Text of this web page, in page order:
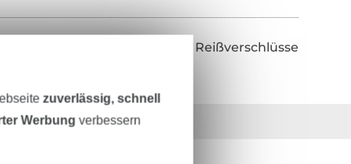
Zurück zu Reißverschlüsse
36 Jahre Erfahrung
zuverlässig, schnell
Werbung verbessern